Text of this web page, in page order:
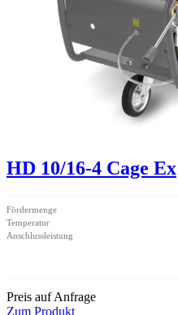
HD 10/16-4 Cage Ex
Fördermenge
Temperatur
Anschlussleistung
Preis auf Anfrage
Zum Produkt